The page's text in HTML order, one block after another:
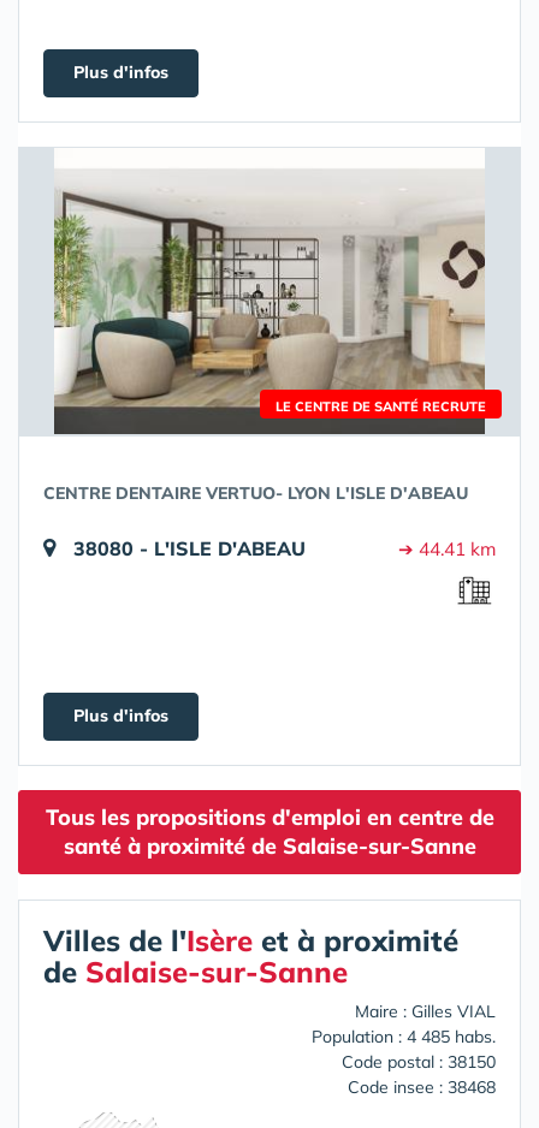
Plus d'infos
LE CENTRE DE SANTÉ RECRUTE
CENTRE DENTAIRE VERTUO- LYON L'ISLE D'ABEAU
38080 - L'ISLE D'ABEAU ➔ 44.41 km
Plus d'infos
Tous les propositions d'emploi en centre de
santé à proximité de Salaise-sur-Sanne
Villes de l'Isère et à proximité
de Salaise-sur-Sanne
Maire : Gilles VIAL
Population : 4 485 habs.
Code postal : 38150
Code insee : 38468